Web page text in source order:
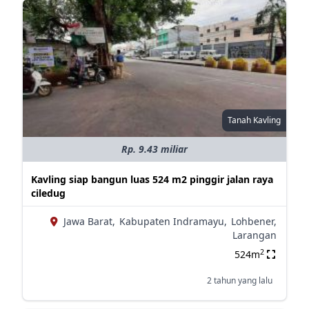
Tanah Kavling
Rp. 9.43 miliar
Kavling siap bangun luas 524 m2 pinggir jalan raya
ciledug
Jawa Barat, Kabupaten Indramayu, Lohbener,
Larangan
524m2
2 tahun yang lalu